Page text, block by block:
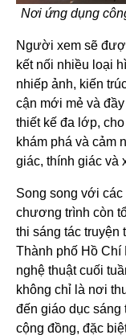
Nơi ứng dụng
Người xem sẽ
kết nối nhiều loại
nhiếp ảnh, kiến
cận mới mẻ và
thiết kế đa lớp,
khám phá và cảm
giác, thính giác và
Song song với các
chương trình còn
thi sáng tác truyện
Thành phố Hồ Chí
nghệ thuật cuối
không chỉ là nơi
đến giáo dục sáng
cộng đồng, đặc